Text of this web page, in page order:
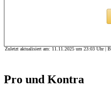
Zuletzt aktualisiert am: 11.11.2025 um 23:03 Uhr |
Pro und Kontra